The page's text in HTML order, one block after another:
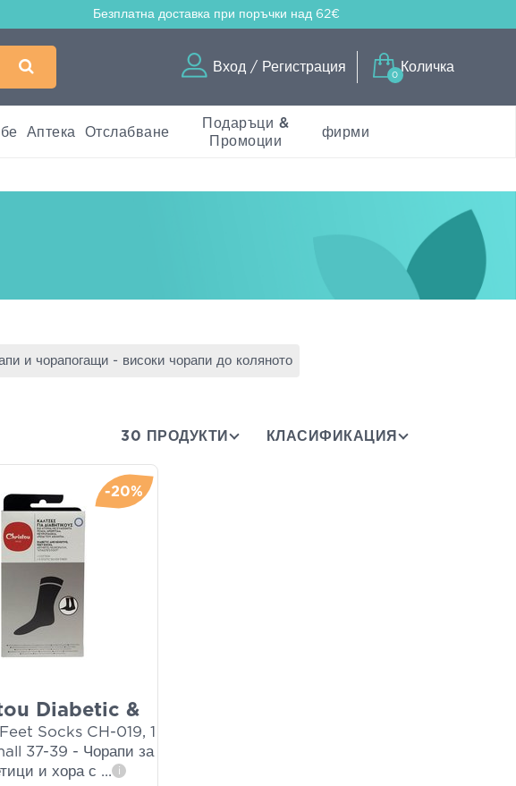
Безплатна доставка при поръчки над 62€
Вход / Регистрация
0
Количка
Аптека Отслабване
Подаръци &
Промоции
фирми
и чорапогащи - високи чорапи до коляното
30 ПРОДУКТИ КЛАСИФИКАЦИЯ
-20%
Diabetic &
Socks CH-019, 1
37-39 - Чорапи за
и хора с ... i